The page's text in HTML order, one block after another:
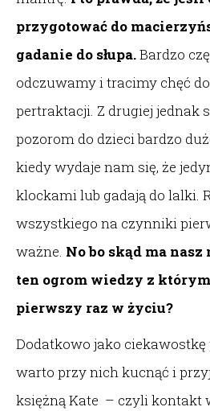
przygotować do
gadanie do słupa.Bardzo
odczuwamy i tracimy chęć
pertraktacji. Z drugiej jednak
pozorom do dzieci bardzo
kiedy wydaje nam się, że
klockami lub gadają do lalki.
wszystkiego na czynniki
ważne. No bo skąd ma
ten ogrom wiedzy z
pierwszy raz w życiu?
Dodatkowo jako
warto przy nich kucnąć i
księżną Kate – czyli kontakt